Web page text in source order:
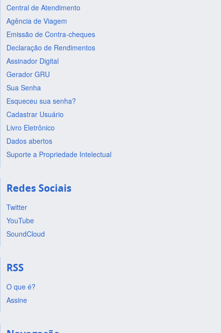
Central de Atendimento
Agência de Viagem
Emissão de Contra-cheques
Declaração de Rendimentos
Assinador Digital
Gerador GRU
Sua Senha
Esqueceu sua senha?
Cadastrar Usuário
Livro Eletrônico
Dados abertos
Suporte a Propriedade Intelectual
Redes Sociais
Twitter
YouTube
SoundCloud
RSS
O que é?
Assine